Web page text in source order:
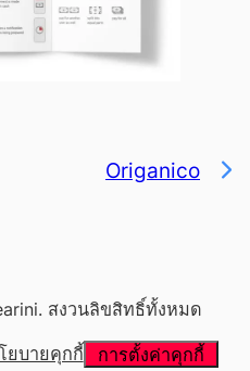
Origanico
สงวนลิขสิทธิ์ทั้งหมด
ยบายคุกกี้ การตั้งค่าคุกกี้